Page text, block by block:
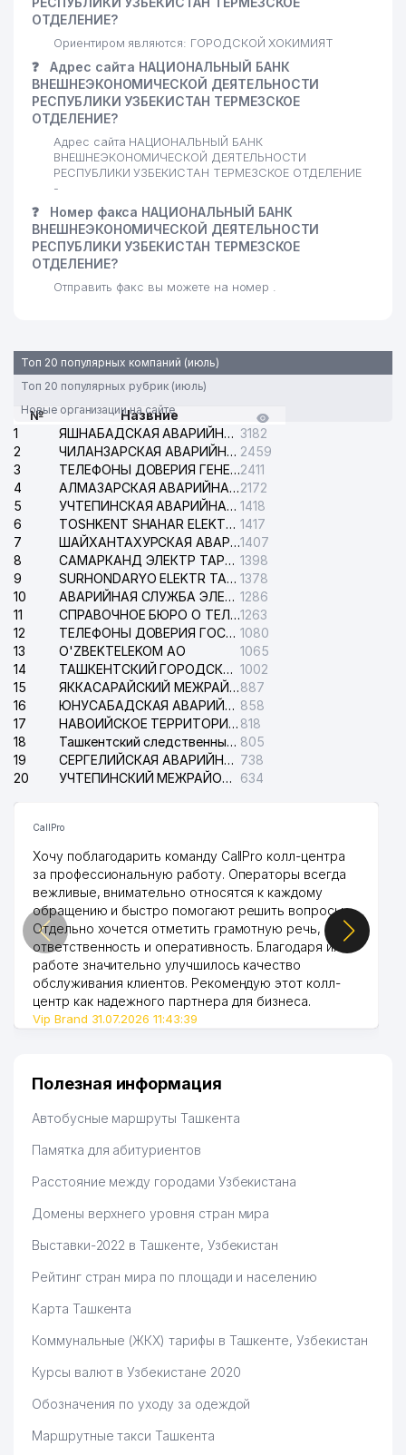
ОТДЕЛЕНИЕ?
Ориентиром являются: ГОРОДСКОЙ ХОКИМИЯТ
❓
Адрес сайта НАЦИОНАЛЬНЫЙ БАНК
ВНЕШНЕЭКОНОМИЧЕСКОЙ ДЕЯТЕЛЬНОСТИ
РЕСПУБЛИКИ УЗБЕКИСТАН ТЕРМЕЗСКОЕ
ОТДЕЛЕНИЕ?
Адрес сайта НАЦИОНАЛЬНЫЙ БАНК
ВНЕШНЕЭКОНОМИЧЕСКОЙ ДЕЯТЕЛЬНОСТИ
РЕСПУБЛИКИ УЗБЕКИСТАН ТЕРМЕЗСКОЕ ОТДЕЛЕНИЕ
-
❓
Номер факса НАЦИОНАЛЬНЫЙ БАНК
ВНЕШНЕЭКОНОМИЧЕСКОЙ ДЕЯТЕЛЬНОСТИ
РЕСПУБЛИКИ УЗБЕКИСТАН ТЕРМЕЗСКОЕ
ОТДЕЛЕНИЕ?
Отправить факс вы можете на номер .
Топ 20 популярных компаний (июль)
Топ 20 популярных рубрик (июль)
Новые организации на сайте
№
Назвние
1
ЯШНАБАДСКАЯ АВАРИЙНАЯ СЛУЖБА ЭЛЕКТРОСЕТИ 3182
2
ЧИЛАНЗАРСКАЯ АВАРИЙНАЯ СЛУЖБА ЭЛЕКТРОСЕТИ 2459
3
ТЕЛЕФОНЫ ДОВЕРИЯ ГЕНЕРАЛЬНОЙ ПРОКУРАТУРЫ РЕСПУБЛИКИ УЗБЕКИСТАН2411
4
АЛМАЗАРСКАЯ АВАРИЙНАЯ СЛУЖБА ЭЛЕКТРОСЕТИ2172
5
УЧТЕПИНСКАЯ АВАРИЙНАЯ СЛУЖБА ЭЛЕКТРОСЕТИ 1418
6
TOSHKENT SHAHAR ELEKTR TARMOQLARI KORXONASI АО 1417
7
ШАЙХАНТАХУРСКАЯ АВАРИЙНАЯ СЛУЖБА ЭЛЕКТРОСЕТИ1407
8
САМАРКАНД ЭЛЕКТР ТАРМОКЛАРИ АО 1398
9
SURHONDARYO ELEKTR TARMOKLARI АО 1378
10
АВАРИЙНАЯ СЛУЖБА ЭЛЕКТРОСЕТИ ТАШКЕНТСКОГО РАЙОНА 1286
11
СПРАВОЧНОЕ БЮРО О ТЕЛЕФОНАХ ОРГАНИЗАЦИЙ г. ТАШКЕНТА1263
12
ТЕЛЕФОНЫ ДОВЕРИЯ ГОСУДАРСТВЕННОГО ЦЕНТРА ТЕСТИРОВАНИЯ 1080
13
O'ZBEKTELEKOM АО
1065
14
ТАШКЕНТСКИЙ ГОРОДСКОЙ СУД ПО ГРАЖДАНСКИМ ДЕЛАМ 1002
15
ЯККАСАРАЙСКИЙ МЕЖРАЙОННЫЙ СУД ПО ГРАЖДАНСКИМ ДЕЛАМ887
16
ЮНУСАБАДСКАЯ АВАРИЙНАЯ СЛУЖБА ЭЛЕКТРОСЕТИ 858
17
НАВОИЙСКОЕ ТЕРРИТОРИАЛЬНОЕ ПРЕДПРИЯТИЕ ЭЛЕКТРОСЕТИ АО 818
18
Ташкентский следственный изолятор 805
19
СЕРГЕЛИЙСКАЯ АВАРИЙНАЯ СЛУЖБА ЭЛЕКТРОСЕТИ 738
20
УЧТЕПИНСКИЙ МЕЖРАЙОННЫЙ СУД ПО ГРАЖДАНСКИМ ДЕЛАМ 634
CallPro
Хочу поблагодарить команду CallPro колл-центра
за профессиональную работу. Операторы всегда
вежливые, внимательно относятся к каждому
обращению и быстро помогают решить вопросы.
Отдельно хочется отметить грамотную речь,
ответственность и оперативность. Благодаря их
работе значительно улучшилось качество
обслуживания клиентов. Рекомендую этот колл-
центр как надежного партнера для бизнеса.
Vip Brand 31.07.2026 11:43:39
Полезная информация
Автобусные маршруты Ташкента
Памятка для абитуриентов
Расстояние между городами Узбекистана
Домены верхнего уровня стран мира
Выставки-2022 в Ташкенте, Узбекистан
Рейтинг стран мира по площади и населению
Карта Ташкента
Коммунальные (ЖКХ) тарифы в Ташкенте, Узбекистан
Курсы валют в Узбекистане 2020
Обозначения по уходу за одеждой
Маршрутные такси Ташкента